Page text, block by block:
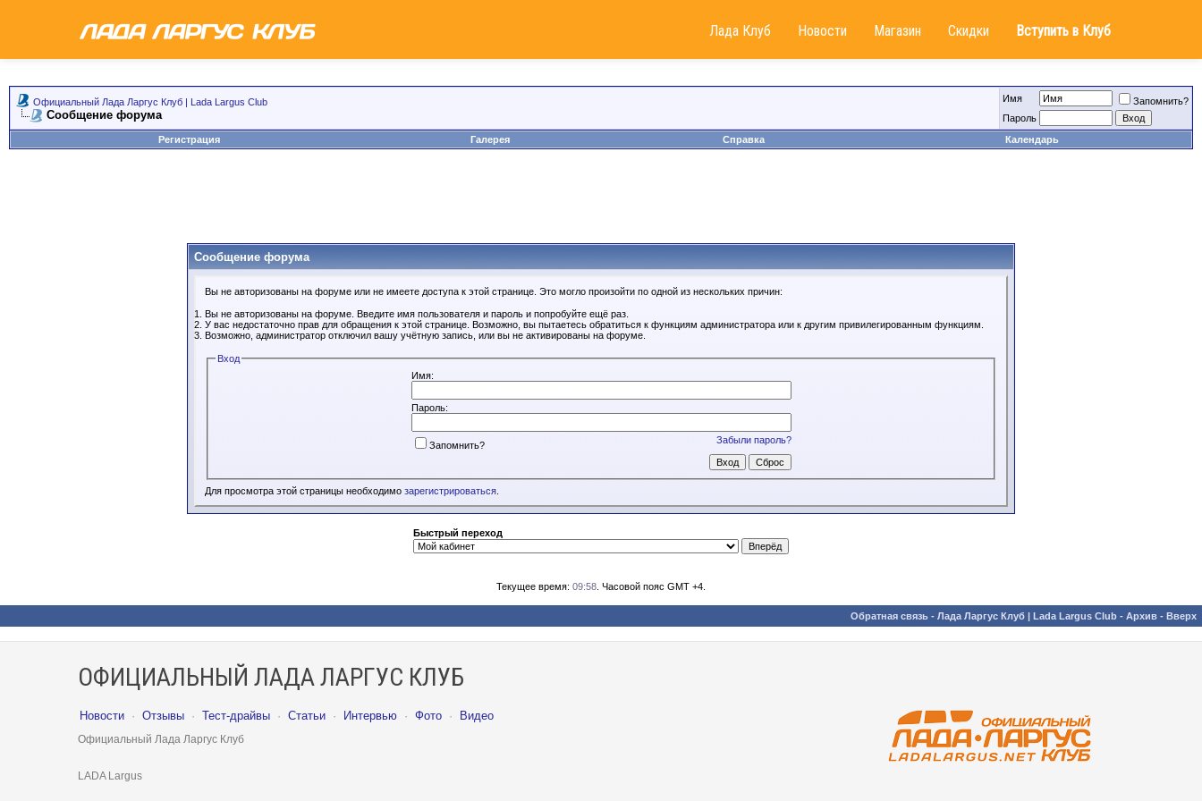
Лада Клуб Новости Магазин Скидки Вступить в Клуб
Официальный Лада Ларгус Клуб | Lada Largus Club
Сообщение форума
Имя
Запомнить?
Пароль
Регистрация
Галерея Справка Календарь
Сообщение форума
Вы не авторизованы на форуме или не имеете доступа к этой странице. Это могло произойти по одной из нескольких причин:
Вы не авторизованы на форуме. Введите имя пользователя и пароль и попробуйте ещё раз.
У вас недостаточно прав для обращения к этой странице. Возможно, вы пытаетесь обратиться к функциям администратора или к другим привилегированным функциям.
Возможно, администратор отключил вашу учётную запись, или вы не активированы на форуме.
Вход
Имя:
Пароль:
Забыли пароль?
Запомнить?
Для просмотра этой страницы необходимо зарегистрироваться
Быстрый переход
Текущее время: 09:58 . Часовой пояс GMT +4.
Обратная связь - Лада Ларгус Клуб | Lada Largus Club - Архив - Вверх
ОФИЦИАЛЬНЫЙ ЛАДА ЛАРГУС КЛУБ
Новости · Отзывы · Тест-драйвы · Статьи · Интервью · Фото · Видео
Официальный Лада Ларгус Клуб
LADA Largus